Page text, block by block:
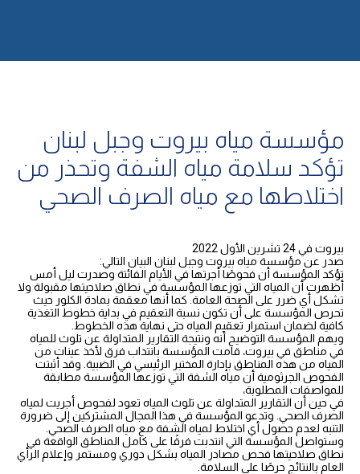
مؤسسة مياه بيروت وجبل لبنان
تؤكد سلامة مياه الشفة وتحذر من
اختلاطها مع مياه الصرف الصحي
بيروت في 24 تشرين الأول 2022
صدر عن مؤسسة مياه بيروت وجبل لبنان البيان التالي:
تؤكد المؤسسة أن فحوصًا أجرتها في الأيام الفائتة وصدرت ليل أمس
أظهرت أن المياه التي توزعها المؤسسة في نطاق صلاحيتها مقبولة ولا
تشكل أي ضرر على الصحة العامة. كما أنها معقمة بمادة الكلور حيث
تحرص المؤسسة على أن تكون نسبة التعقيم في بداية خطوط التغذية
كافية لضمان استمرار تعقيم المياه حتى نهاية هذه الخطوط.
ويهم المؤسسة التوضيح أنه ونتيجة التقارير المتداولة عن تلوث للمياه
في مناطق في بيروت، قامت المؤسسة بانتداب فرق لأخذ عينات من
المياه من هذه المناطق بإدارة المختبر الرئيسي في الضبية. وقد أثبتت
الفحوص الجرثومية أن مياه الشفة التي توزعها المؤسسة مطابقة
للمواصفات المطلوبة،
في حين أن التقارير المتداولة عن تلوث المياه تعود لفحوص أجريت لمياه
الصرف الصحي. وتدعو المؤسسة في هذا المجال المشتركين إلى ضرورة
التنبه لعدم حصول أي اختلاط لمياه الشفة مع مياه الصرف الصحي.
وستواصل المؤسسة التي انتدبت فرقًا على كامل المناطق الواقعة في
نطاق صلاحيتها فحص مصادر المياه بشكل دوري ومستمر وإعلام الرأي
العام بالنتائج حرصًا على السلامة.